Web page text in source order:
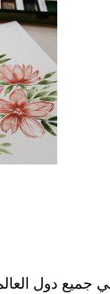
جميع دول